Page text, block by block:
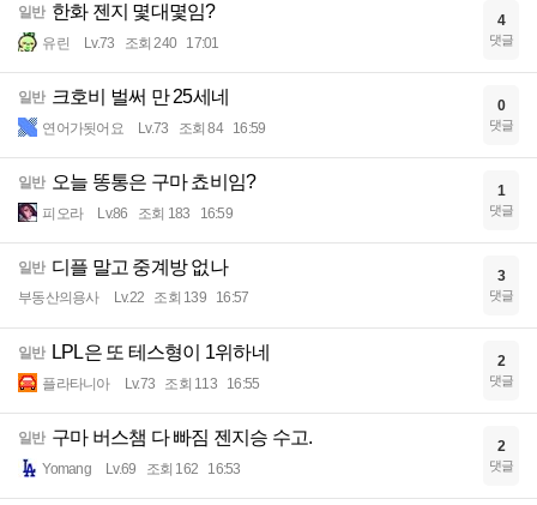
일반 한화 젠지 몇대몇임?
유린 Lv.73 조회 240 17:01
4
댓글
일반 크호비 벌써 만 25세네
연어가됫어요 Lv.73 조회 84 16:59
0
댓글
일반 오늘 똥통은 구마 쵸비임?
피오라 Lv.86 조회 183 16:59
1
댓글
일반 디플 말고 중계방 없나
부동산의용사 Lv.22 조회 139 16:57
3
댓글
일반 LPL은 또 테스형이 1위하네
플라타니아 Lv.73 조회 113 16:55
2
댓글
일반 구마 버스챔 다 빠짐 젠지승 수고.
Yomang Lv.69 조회 162 16:53
2
댓글